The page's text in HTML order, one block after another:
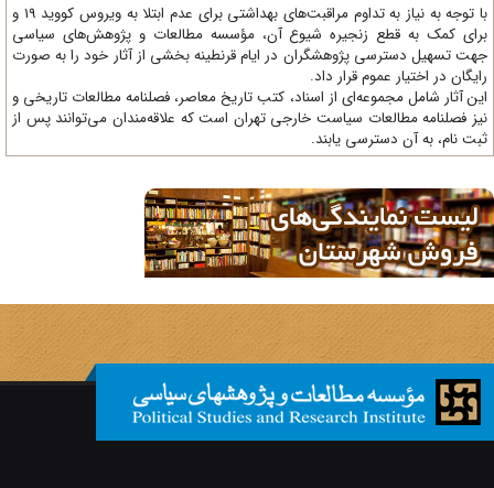
با توجه به نیاز به تداوم مراقبت‌های بهداشتی برای عدم ابتلا به ویروس کووید 19 و
کمک به قطع زنجیره شیوع آن، مؤسسه مطالعات و پژوهش‌های سیاسی
تسهیل دسترسی پژوهشگران در ایام قرنطینه بخشی از آثار خود را به صورت
در اختیار عموم قرار داد.
آثار شامل مجموعه‌ای از اسناد، کتب تاریخ معاصر، فصلنامه‌ مطالعات تاریخی و
فصلنامه مطالعات سیاست خارجی تهران است که علاقه‌مندان می‌توانند پس از
نام، به آن دسترسی یابند.